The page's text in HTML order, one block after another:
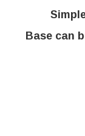
Base can